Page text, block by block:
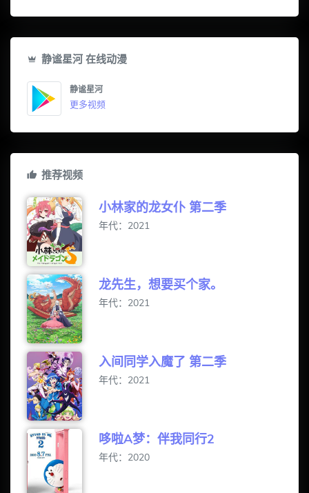
静谧星河 在线动漫
静谧星河
更多视频
推荐视频
小林家的龙女仆 第二季
年代：2021
龙先生，想要买个家。
年代：2021
入间同学入魔了 第二季
年代：2021
哆啦A梦：伴我同行2
年代：2020